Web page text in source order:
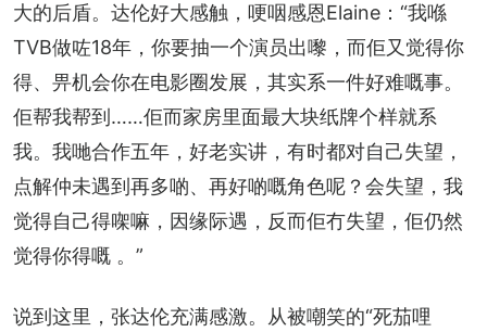
大的后盾。达伦好大感触，哽咽感恩Elaine：“我喺
TVB做咗18年，你要抽一个演员出嚟，而佢又觉得你
得、畀机会你在电影圈发展，其实系一件好难嘅事。
佢帮我帮到……佢而家房里面最大块纸牌个样就系
我。我哋合作五年，好老实讲，有时都对自己失望，
点解仲未遇到再多啲、再好啲嘅角色呢？会失望，我
觉得自己得㗎嘛，因缘际遇，反而佢冇失望，佢仍然
觉得你得嘅 。”
说到这里，张达伦充满感激。从被嘲笑的“死茄哩